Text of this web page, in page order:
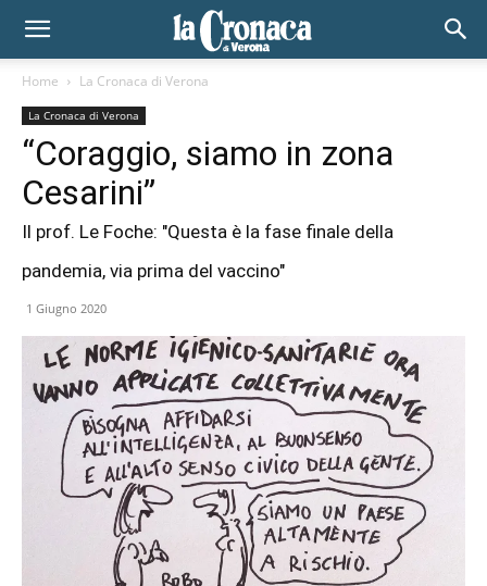
Home La Cronaca di Verona
La Cronaca di Verona
“Coraggio, siamo in zona
Cesarini”
Il prof. Le Foche: "Questa è la fase finale della
pandemia, via prima del vaccino"
1 Giugno 2020